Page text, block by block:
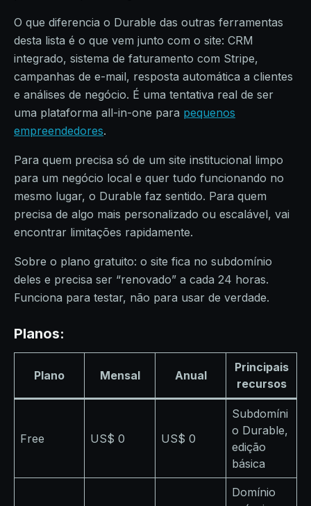
O que diferencia o Durable das outras ferramentas
desta lista é o que vem junto com o site: CRM
integrado, sistema de faturamento com Stripe,
campanhas de e-mail, resposta automática a clientes
e análises de negócio. É uma tentativa real de ser
uma plataforma all-in-one para pequenos
empreendedores.
Para quem precisa só de um site institucional limpo
para um negócio local e quer tudo funcionando no
mesmo lugar, o Durable faz sentido. Para quem
precisa de algo mais personalizado ou escalável, vai
encontrar limitações rapidamente.
Sobre o plano gratuito: o site fica no subdomínio
deles e precisa ser “renovado” a cada 24 horas.
Funciona para testar, não para usar de verdade.
Planos:
Plano Mensal Anual
Principais
recursos
Free US$ 0 US$ 0
Subdomíni
o Durable,
edição
básica
Domínio